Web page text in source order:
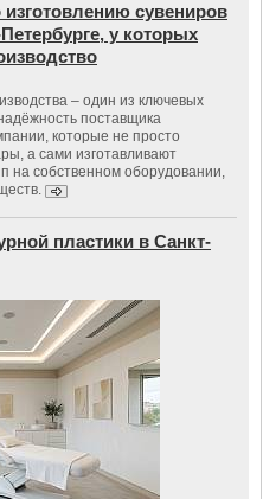
сувениров
у которых
– один из ключевых
поставщика
которые не просто
а сами изготавливают
на собственном оборудовании,
пластики в Санкт-